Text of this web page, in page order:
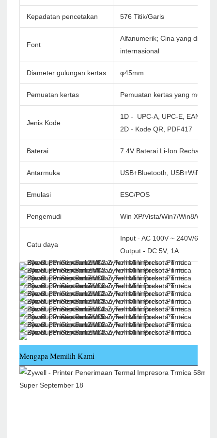
Kepadatan pencetakan 576 Titik/Garis
Font
Alfanumerik; Cina yang
internasional
Diameter gulungan kertas φ45mm
Pemuatan kertas Pemuatan kertas yang mudah
Jenis Kode
1D - UPC-A, UPC-E, EAN-8,
2D - Kode QR, PDF417
Baterai 7.4V Baterai Li-Ion
Antarmuka USB+Bluetooth, USB+WiFi
Emulasi ESC/POS
Pengemudi Win XP/Vista/Win7/Win8/
Catu daya
Input - AC 100V ~ 240V/60Hz
Output - DC 5V, 1A
Mengapa Memilih Kami